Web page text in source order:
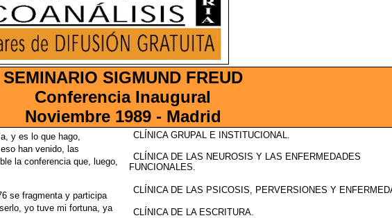
SEMINARIO SIGMUND FREUD
Conferencia Inaugural
Noviembre 1989 - Madrid
y es lo que hago,
han venido, las
la conferencia que, luego,
se fragmenta y participa
yo tuve mi fortuna, ya
CLÍNICA GRUPAL E INSTITUCIONAL.
CLÍNICA DE LAS NEUROSIS Y LAS ENFERMEDADES
FUNCIONALES.
CLÍNICA DE LAS PSICOSIS, PERVERSIONES Y
CLÍNICA DE LA ESCRITURA.